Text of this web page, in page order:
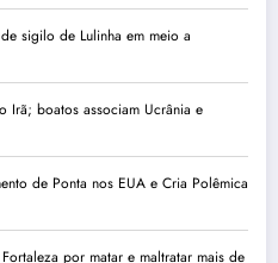
sigilo de Lulinha em meio a
Irã; boatos associam Ucrânia e
de Ponta nos EUA e Cria Polêmica
por matar e maltratar mais de